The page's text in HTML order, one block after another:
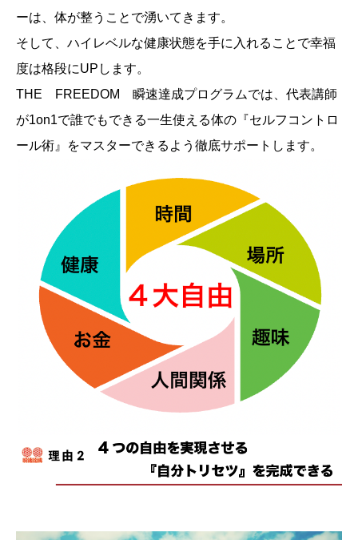
ーは、体が整うことで湧いてきます。
そして、ハイレベルな健康状態を手に入れることで幸福
度は格段にUPします。
THE FREEDOM 瞬速達成プログラムでは、代表講師
が1on1で誰でもできる一生使える体の『セルフコントロ
ール術』をマスターできるよう徹底サポートします。